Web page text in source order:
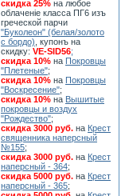
скидка 25% на любое
облаченiе класса ПГ6 изъ
греческой парчи
"Буколеон" (белая/золото
с бордо) , купонъ на
скидку: VE-SID56;
скидка 10% на Покровцы
"Плетеные";
скидка 10% на Покровцы
"Воскресение";
скидка 10% на Вышитые
покровцы и воздух
"Рождество";
скидка 3000 руб. на Крест
священника наперсный
№155;
скидка 3000 руб. на Крест
наперсный - 364;
скидка 5000 руб. на Крест
наперсный - 365;